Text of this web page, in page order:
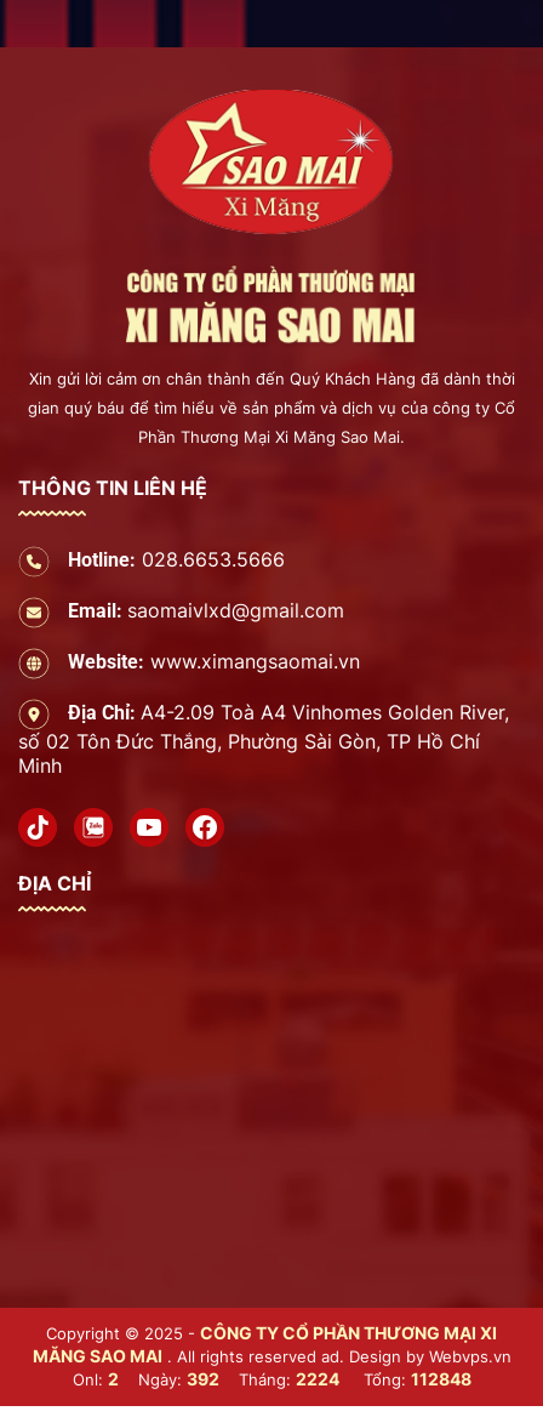
Xin gửi lời cảm ơn chân thành đến Quý Khách Hàng đã dành thời
gian quý báu để tìm hiểu về sản phẩm và dịch vụ của công ty Cổ
Phần Thương Mại Xi Măng Sao Mai.
THÔNG TIN LIÊN HỆ
Hotline: 028.6653.5666
Email: saomaivlxd@gmail.com
Website: www.ximangsaomai.vn
Địa Chỉ: A4-2.09 Toà A4 Vinhomes Golden River,
số 02 Tôn Đức Thắng, Phường Sài Gòn, TP Hồ Chí
Minh
ĐỊA CHỈ
Copyright © 2025 - CÔNG TY CỔ PHẦN THƯƠNG MẠI XI
MĂNG SAO MAI . All rights reserved ad. Design by Webvps.vn
Onl: 2 Ngày: 392 Tháng: 2224 Tổng: 112848